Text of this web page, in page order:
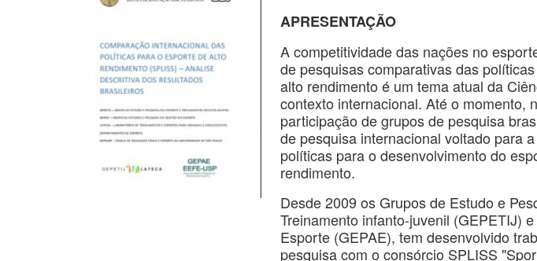
APRESENTAÇÃO
A competitividade das nações no
de pesquisas comparativas das
alto rendimento é um tema atual da
contexto internacional. Até o momento,
participação de grupos de pesquisa
de pesquisa internacional voltado para
políticas para o desenvolvimento do
rendimento.
Desde 2009 os Grupos de Estudo e
Treinamento infanto-juvenil (GEPETIJ)
Esporte (GEPAE), tem desenvolvido
pesquisa com o consórcio SPLISS